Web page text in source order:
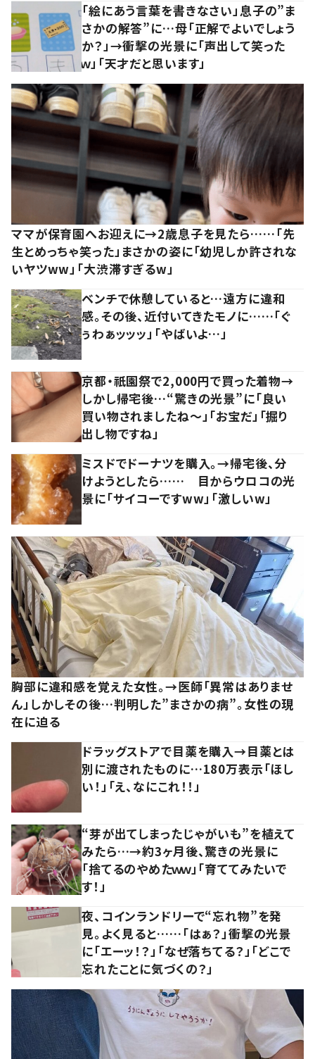
「絵にあう言葉を書きなさい」息子の”ま
さかの解答”に…母「正解でよいでしょう
か？」→衝撃の光景に「声出して笑った
ｗ」「天才だと思います」
ママが保育園へお迎えに→2歳息子を見たら……「先
生とめっちゃ笑った」まさかの姿に「幼児しか許されな
いヤツww」「大渋滞すぎるw」
ベンチで休憩していると…遠方に違和
感。その後、近付いてきたモノに……「ぐ
ぅわぁッッッ」「やばいよ…」
京都・祇園祭で2,000円で買った着物→
しかし帰宅後…“驚きの光景”に「良い
買い物されましたね～」「お宝だ」「掘り
出し物ですね」
ミスドでドーナツを購入。→帰宅後、分
けようとしたら…… 目からウロコの光
景に「サイコーですww」「激しいw」
胸部に違和感を覚えた女性。→医師「異常はありませ
ん」しかしその後…判明した”まさかの病”。女性の現
在に迫る
ドラッグストアで目薬を購入→目薬とは
別に渡されたものに…180万表示「ほし
い！」「え、なにこれ！！」
“芽が出てしまったじゃがいも”を植えて
みたら…→約3ヶ月後、驚きの光景に
「捨てるのやめたｗｗ」「育ててみたいで
す！」
夜、コインランドリーで“忘れ物”を発
見。よく見ると……「はぁ？」衝撃の光景
に「エーッ！？」「なぜ落ちてる？」「どこで
忘れたことに気づくの？」